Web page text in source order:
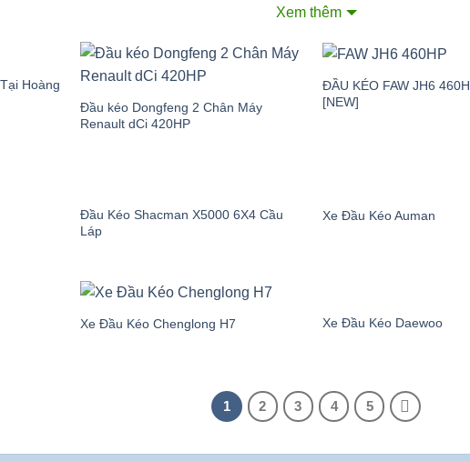
tải hiệu quả, bền bỉ và tối ưu chi phí cho khách hàng.
0935.967.969
thegioidaukeo.net
và độ bền.
các hãng xe nổi tiếng thế giới
được các hãng xe đầu kéo nổi tiếng thế giới tin tưởng lựa chọn để
Nam có cơ hội tiếp cận sớm các dòng đầu kéo hiện đại, đạt tiêu
chỉ là sự bảo chứng về nguồn gốc chính hãng mà còn là cam kết
Xem thêm
Hoàng
Đầu kéo Dongfeng 2 Chân Máy
Renault dCi 420HP
ĐẦU KÉO FAW JH6
[NEW]
Đầu Kéo Shacman X5000 6X4 Cầu
Láp
Xe Đầu Kéo Auman
Xe Đầu Kéo Chenglong H7 Xe Đầu Kéo Daewoo
1 2 3 4 5